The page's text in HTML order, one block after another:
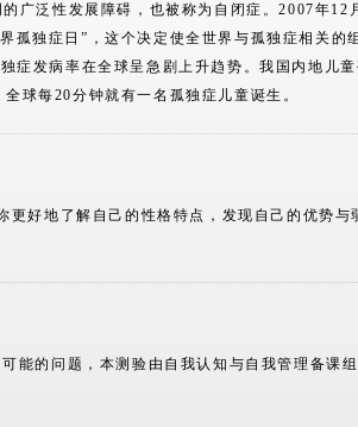
广泛性发展障碍，也被称为自闭症。2007年12
孤独症日”，这个决定使全世界与孤独症相关的
症发病率在全球呈急剧上升趋势。我国内地儿
球每20分钟就有一名孤独症儿童诞生。
更好地了解自己的性格特点，发现自己的优势与
能的问题，本测验由自我认知与自我管理备课组